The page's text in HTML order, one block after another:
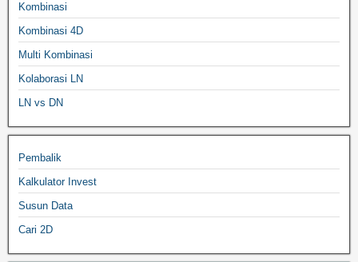
Kombinasi
Kombinasi 4D
Multi Kombinasi
Kolaborasi LN
LN vs DN
Pembalik
Kalkulator Invest
Susun Data
Cari 2D